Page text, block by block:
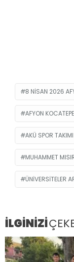
8 NISAN 2026
AFYON
AKÜ SPOR
MUHAMMET
ÜNIVERSITELER
İLGİNİZİ